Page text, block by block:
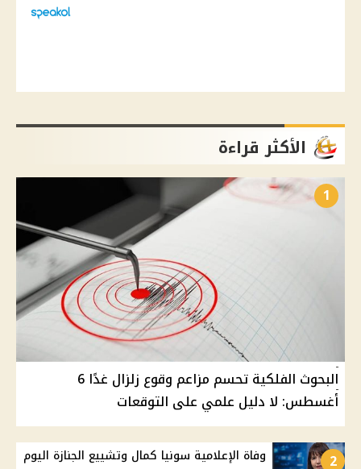
الأكثر قراءة
1
البحوث الفلكية تحسم مزاعم وقوع زلزال غدًا 6
أغسطس: لا دليل علمي على التوقعات
2
وفاة الإعلامية سونيا كمال وتشييع الجنازة اليوم